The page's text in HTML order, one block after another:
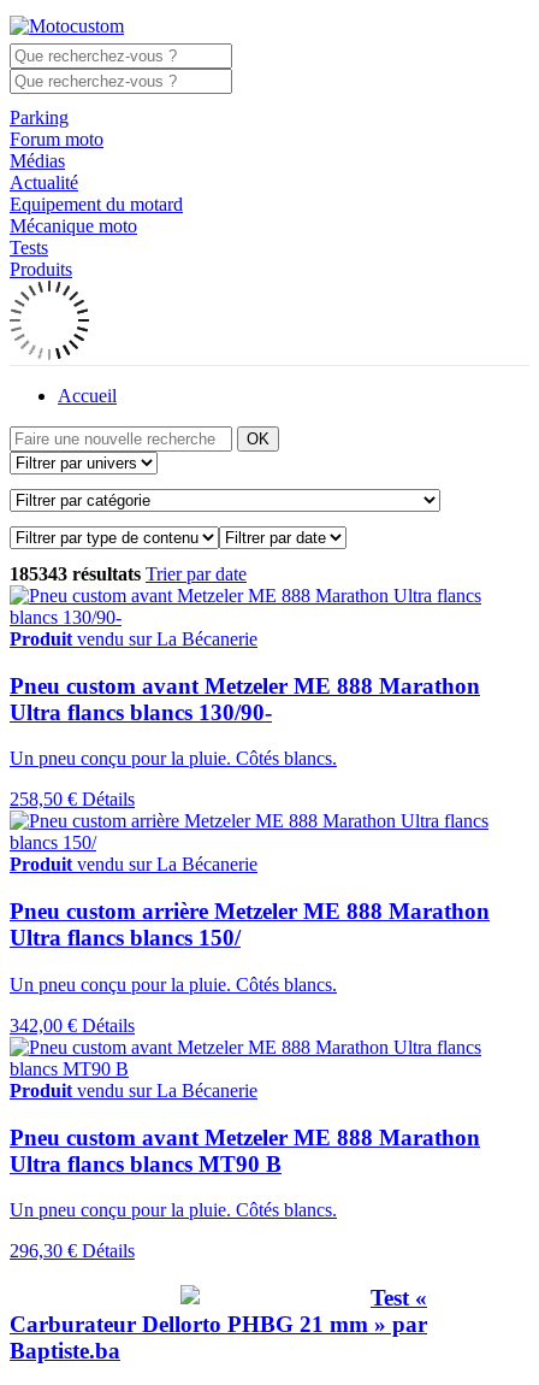
Parking
Forum moto
Médias
Actualité
Equipement du motard
Mécanique moto
Tests
Produits
Accueil
OK
185343 résultats Trier par date
Produit vendu sur La Bécanerie
Pneu custom avant Metzeler ME 888 Marathon
Ultra flancs blancs 130/90-
Un pneu conçu pour la pluie. Côtés blancs.
258,50 € Détails
Produitvendu sur La Bécanerie
Pneu custom arrière Metzeler ME 888 Marathon
Ultra flancs blancs 150/
Un pneu conçu pour la pluie. Côtés blancs.
342,00 € Détails
Produit vendu sur La Bécanerie
Pneu custom avant Metzeler ME 888 Marathon
Ultra flancs blancs MT90 B
Un pneu conçu pour la pluie. Côtés blancs.
296,30 € Détails
Test «
Carburateur Dellorto PHBG 21 mm » par
Baptiste.ba